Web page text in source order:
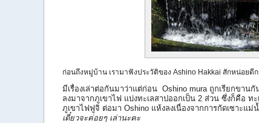
ก่อนถึงหมู่บ้าน เรามาฟังประวัติของ Ashino Hakkai สักหน่อยดี
มีเรื่องเล่าต่อกันมาว่าแต่ก่อน Oshino mura ถูกเรียกขาน
ลงมาจากภูเขาไฟ แบ่งทะเลสาปออกเป็น 2 ส่วน ซึ่งก็คือ ท
ภูเขาไฟฟูจิ ต่อมา Oshino แห้งลงเนื่องจากการกัดเซาะแม่
เดี๋ยวจะค่อยๆ เล่านะคะ